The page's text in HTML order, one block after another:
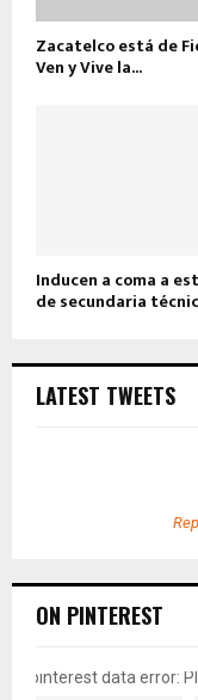
Zacatelco está de
Ven y Vive la...
Inducen a coma a
de secundaria
LATEST TWEETS
ON PINTEREST
pinterest data error: